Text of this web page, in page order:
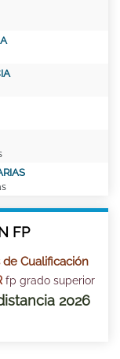
FP
de Cualificación
fp grado superior
2026